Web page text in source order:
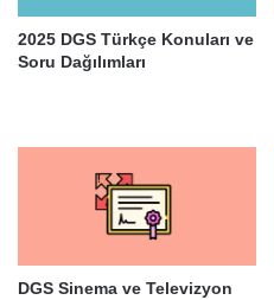
2025 DGS Türkçe Konuları ve
Soru Dağılımları
DGS Sinema ve Televizyon